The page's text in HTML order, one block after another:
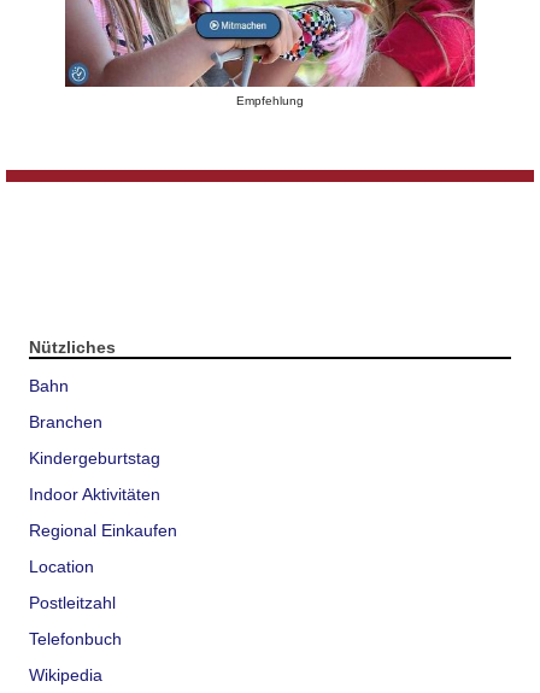
Empfehlung
Nützliches
Bahn
Branchen
Kindergeburtstag
Indoor Aktivitäten
Regional Einkaufen
Location
Postleitzahl
Telefonbuch
Wikipedia